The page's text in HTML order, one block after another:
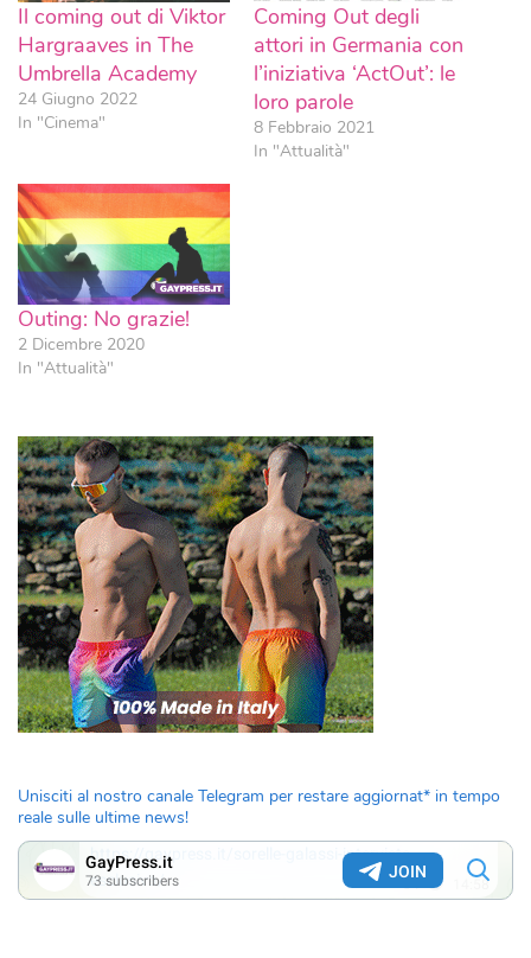
Il coming out di Viktor
Hargraaves in The
Umbrella Academy
24 Giugno 2022
In "Cinema"
Coming Out degli
attori in Germania con
l’iniziativa ‘ActOut’: le
loro parole
8 Febbraio 2021
In "Attualità"
Outing: No grazie!
2 Dicembre 2020
In "Attualità"
Unisciti al nostro canale Telegram per restare aggiornat* in tempo
reale sulle ultime news!